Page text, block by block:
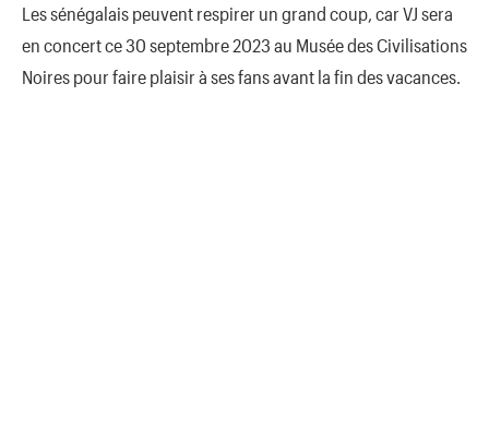
Les sénégalais peuvent respirer un grand coup, car VJ sera
en concert ce 30 septembre 2023 au Musée des Civilisations
Noires pour faire plaisir à ses fans avant la fin des vacances.